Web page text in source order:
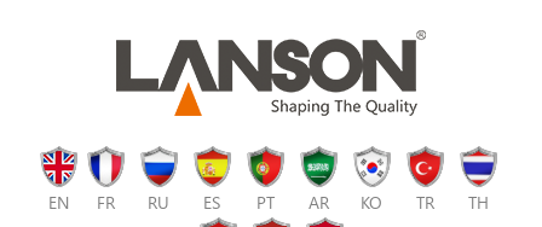
EN FR RU ES PT AR KO TR TH